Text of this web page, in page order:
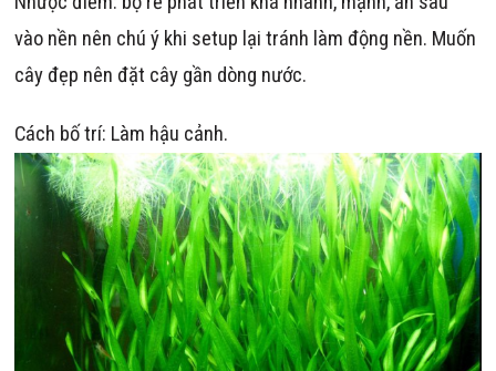
vào nền nên chú ý khi setup lại tránh làm động nền. Muốn
cây đẹp nên đặt cây gần dòng nước.
Cách bố trí: Làm hậu cảnh.